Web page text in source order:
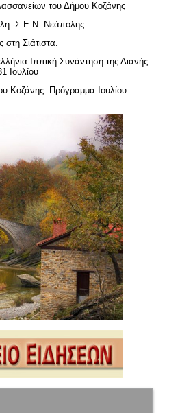
του Δήμου Κοζάνης
-Σ.Ε.Ν. Νεάπολης
στη Σιάτιστα.
Ιππική Συνάντηση της Αιανής
Ιουλίου
Κοζάνης: Πρόγραμμα Ιουλίου